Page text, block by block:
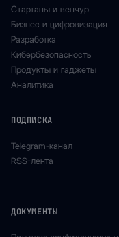
Стартапы и венчур
Бизнес и цифровизация
Разработка
Кибербезопасность
Продукты и гаджеты
Аналитика
ПОДПИСКА
Telegram-канал
RSS-лента
ДОКУМЕНТЫ